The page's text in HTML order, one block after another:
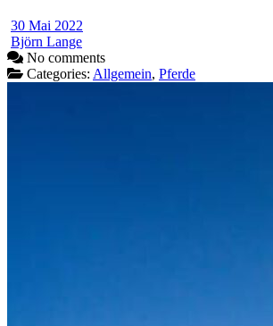
30 Mai 2022
Björn Lange
No comments
Categories: Allgemein, Pferde